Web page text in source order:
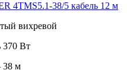
4TMS5.1-38/5 кабель 12 м
вихревой
Вт
38 м